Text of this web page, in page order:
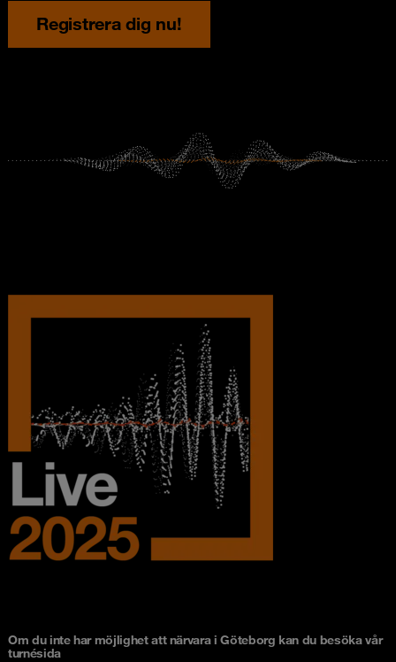
Registrera dig nu!
Om du inte har möjlighet att närvara i Göteborg kan du besöka vår
turnésida